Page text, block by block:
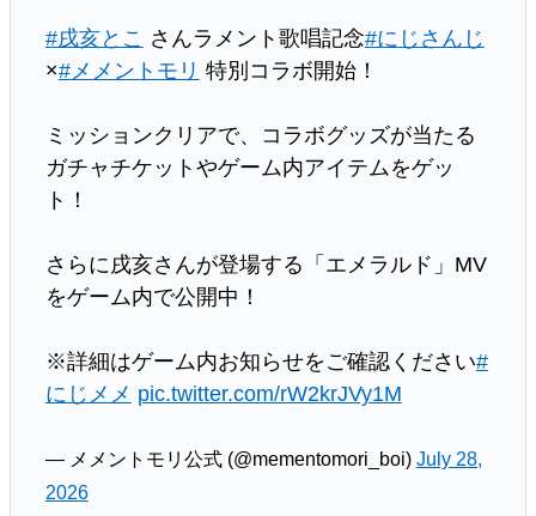
#戌亥とこ さんラメント歌唱記念#にじさんじ
×#メメントモリ 特別コラボ開始！
ミッションクリアで、コラボグッズが当たる
ガチャチケットやゲーム内アイテムをゲッ
ト！
さらに戌亥さんが登場する「エメラルド」MV
をゲーム内で公開中！
※詳細はゲーム内お知らせをご確認ください#
にじメメ pic.twitter.com/rW2krJVy1M
— メメントモリ公式 (@mementomori_boi) July 28,
2026